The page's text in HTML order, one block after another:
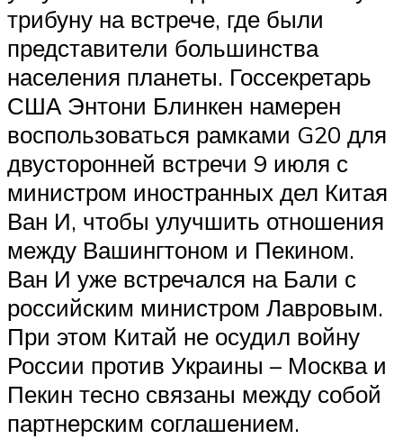
трибуну на встрече, где были
представители большинства
населения планеты. Госсекретарь
США Энтони Блинкен намерен
воспользоваться рамками G20 для
двусторонней встречи 9 июля с
министром иностранных дел Китая
Ван И, чтобы улучшить отношения
между Вашингтоном и Пекином.
Ван И уже встречался на Бали с
российским министром Лавровым.
При этом Китай не осудил войну
России против Украины – Москва и
Пекин тесно связаны между собой
партнерским соглашением.